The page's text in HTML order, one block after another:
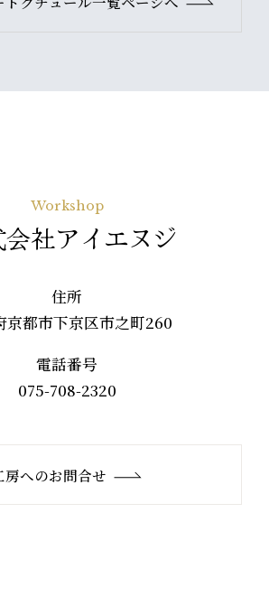
Workshop
社アイエヌジ
住所
京都市下京区市之町260
電話番号
075-708-2320
房へのお問合せ